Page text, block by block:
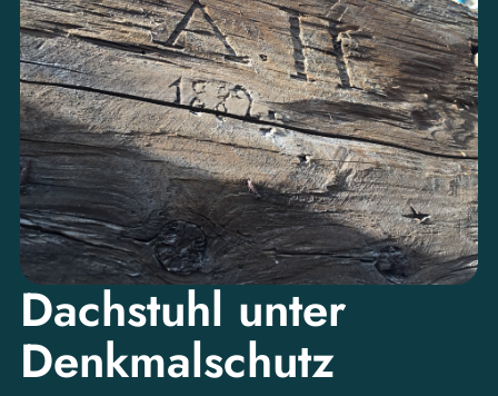
Dachstuhl unter
Denkmalschutz